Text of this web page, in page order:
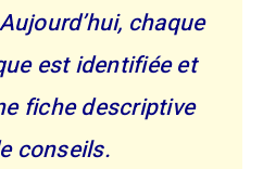
chaque
est identifiée et
fiche descriptive
conseils.